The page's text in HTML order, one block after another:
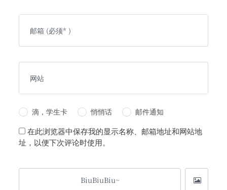
滴，学生卡 悄悄话 邮件通知
在此浏览器中保存我的显示名称、邮箱地址和网站地
址，以便下次评论时使用。